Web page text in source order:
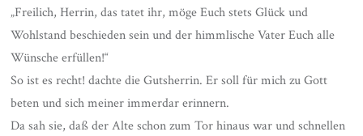
„Freilich, Herrin, das tatet ihr, möge Euch stets Glück und
Wohlstand beschieden sein und der himmlische Vater Euch alle
Wünsche erfüllen!“
So ist es recht! dachte die Gutsherrin. Er soll für mich zu Gott
beten und sich meiner immerdar erinnern.
Da sah sie, daß der Alte schon zum Tor hinaus war und schnellen